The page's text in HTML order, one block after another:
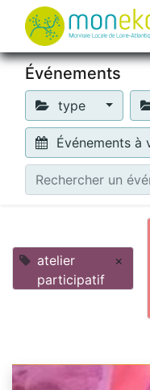
Événements
type
Événements à
atelier
participatif
×